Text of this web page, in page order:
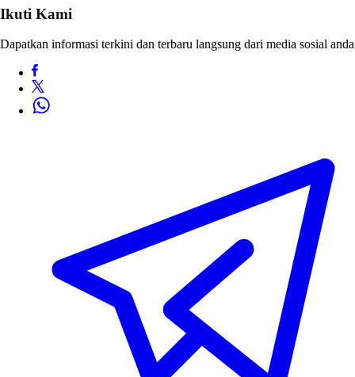
Ikuti Kami
Dapatkan informasi terkini dan terbaru langsung dari media sosial anda